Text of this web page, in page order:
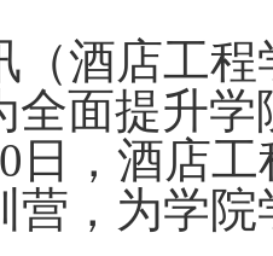
（酒店工
全面提升
日，酒店工
营，为学